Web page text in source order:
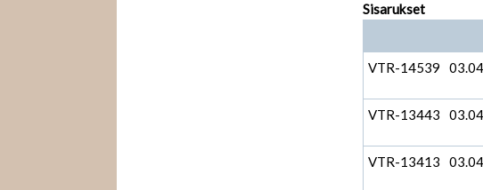
Sisarukset
VTR-14539
VTR-13443
VTR-13413